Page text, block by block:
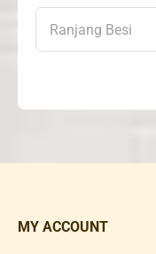
MY ACCOUNT